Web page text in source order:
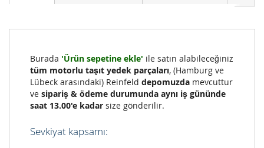
Burada 'Ürün sepetine ekle' ile satın alabileceğiniz
tüm motorlu taşıt yedek parçaları, (Hamburg ve
Lübeck arasındaki) Reinfeld depomuzda mevcuttur
ve sipariş & ödeme durumunda aynı iş gününde
saat 13.00'e kadar size gönderilir.
Sevkiyat kapsamı: